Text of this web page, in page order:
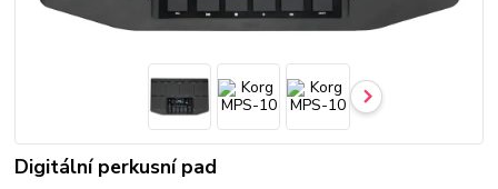
Digitální perkusní pad